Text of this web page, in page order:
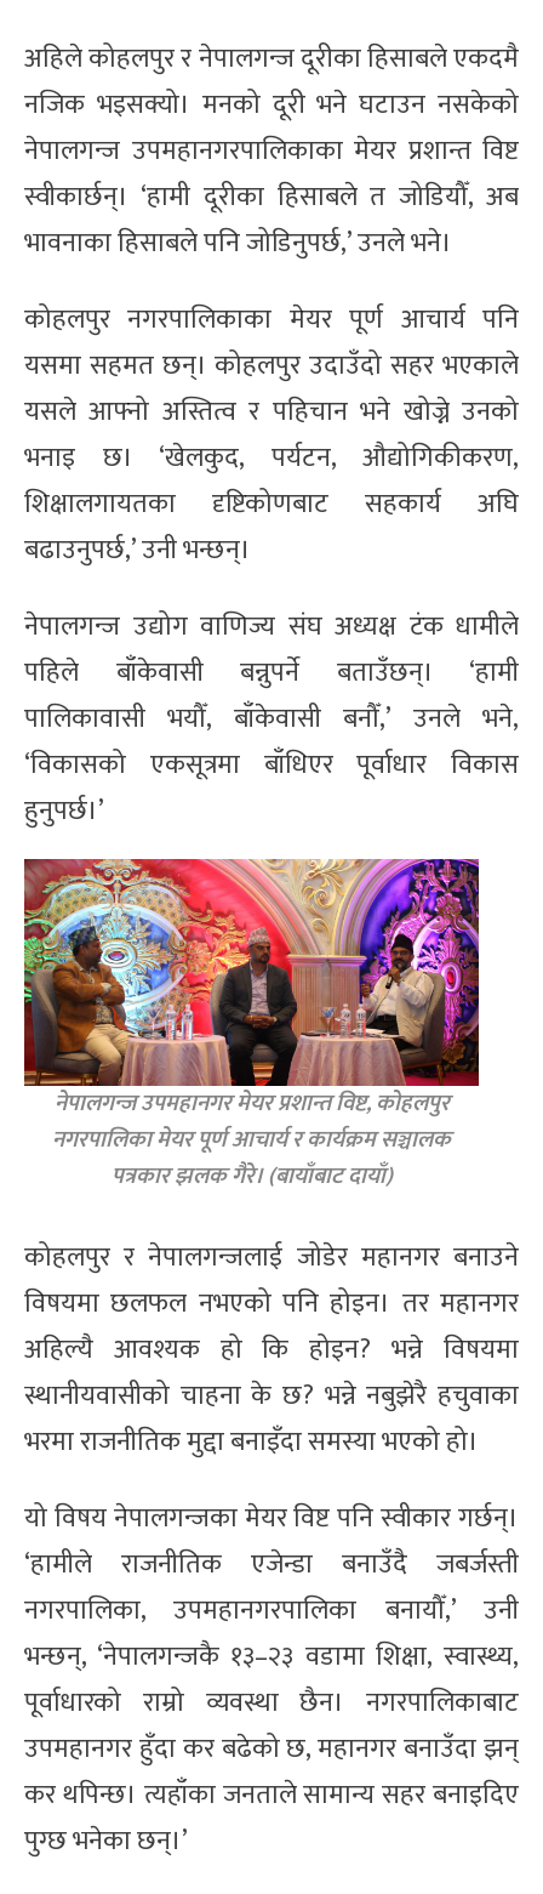
अहिले कोहलपुर र नेपालगन्ज दूरीका हिसाबले एकदमै
नजिक भइसक्यो। मनको दूरी भने घटाउन नसकेको
नेपालगन्ज उपमहानगरपालिकाका मेयर प्रशान्त विष्ट
स्वीकार्छन्। ‘हामी दूरीका हिसाबले त जोडियौँ, अब
भावनाका हिसाबले पनि जोडिनुपर्छ,’ उनले भने।
कोहलपुर नगरपालिकाका मेयर पूर्ण आचार्य पनि
यसमा सहमत छन्। कोहलपुर उदाउँदो सहर भएकाले
यसले आफ्नो अस्तित्व र पहिचान भने खोज्ने उनको
भनाइ छ। ‘खेलकुद, पर्यटन, औद्योगिकीकरण,
शिक्षालगायतका दृष्टिकोणबाट सहकार्य अघि
बढाउनुपर्छ,’ उनी भन्छन्।
नेपालगन्ज उद्योग वाणिज्य संघ अध्यक्ष टंक धामीले
पहिले बाँकेवासी बन्नुपर्ने बताउँछन्। ‘हामी
पालिकावासी भयौँ, बाँकेवासी बनौँ,’ उनले भने,
‘विकासको एकसूत्रमा बाँधिएर पूर्वाधार विकास
हुनुपर्छ।’
नेपालगन्ज उपमहानगर मेयर प्रशान्त विष्ट, कोहलपुर
नगरपालिका मेयर पूर्ण आचार्य र कार्यक्रम सञ्चालक
पत्रकार झलक गैरे। (बायाँबाट दायाँ)
कोहलपुर र नेपालगन्जलाई जोडेर महानगर बनाउने
विषयमा छलफल नभएको पनि होइन। तर महानगर
अहिल्यै आवश्यक हो कि होइन? भन्ने विषयमा
स्थानीयवासीको चाहना के छ? भन्ने नबुझेरै हचुवाका
भरमा राजनीतिक मुद्दा बनाइँदा समस्या भएको हो।
यो विषय नेपालगन्जका मेयर विष्ट पनि स्वीकार गर्छन्।
‘हामीले राजनीतिक एजेन्डा बनाउँदै जबर्जस्ती
नगरपालिका, उपमहानगरपालिका बनायौँ,’ उनी
भन्छन्, ‘नेपालगन्जकै १३–२३ वडामा शिक्षा, स्वास्थ्य,
पूर्वाधारको राम्रो व्यवस्था छैन। नगरपालिकाबाट
उपमहानगर हुँदा कर बढेको छ, महानगर बनाउँदा झन्
कर थपिन्छ। त्यहाँका जनताले सामान्य सहर बनाइदिए
पुग्छ भनेका छन्।’